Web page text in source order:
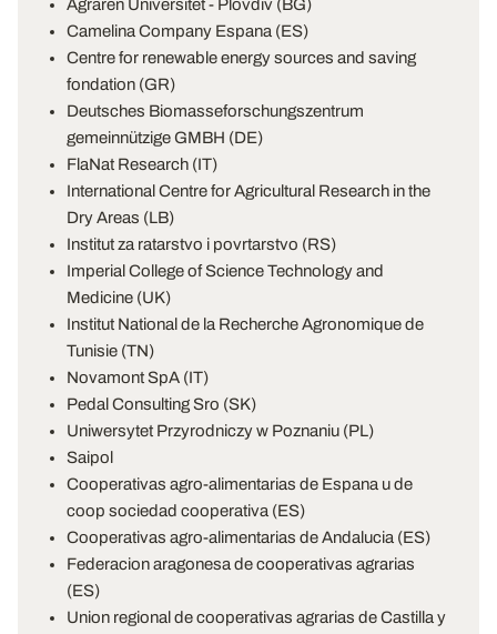
Agraren Universitet - Plovdiv (BG)
Camelina Company Espana (ES)
Centre for renewable energy sources and saving
fondation (GR)
Deutsches Biomasseforschungszentrum
gemeinnützige GMBH (DE)
FlaNat Research (IT)
International Centre for Agricultural Research in the
Dry Areas (LB)
Institut za ratarstvo i povrtarstvo (RS)
Imperial College of Science Technology and
Medicine (UK)
Institut National de la Recherche Agronomique de
Tunisie (TN)
Novamont SpA (IT)
Pedal Consulting Sro (SK)
Uniwersytet Przyrodniczy w Poznaniu (PL)
Saipol
Cooperativas agro-alimentarias de Espana u de
coop sociedad cooperativa (ES)
Cooperativas agro-alimentarias de Andalucia (ES)
Federacion aragonesa de cooperativas agrarias
(ES)
Union regional de cooperativas agrarias de Castilla y